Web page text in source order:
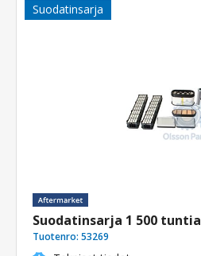
Suodatinsarja
Suodatinsarja 1 500 tuntia
Tuotenro: 53269